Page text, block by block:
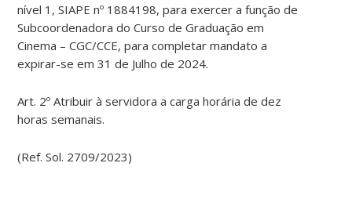
nível 1, SIAPE nº 1884198, para exercer a função de
Subcoordenadora do Curso de Graduação em
Cinema – CGC/CCE, para completar mandato a
expirar-se em 31 de Julho de 2024.
Art. 2º Atribuir à servidora a carga horária de dez
horas semanais.
(Ref. Sol. 2709/2023)